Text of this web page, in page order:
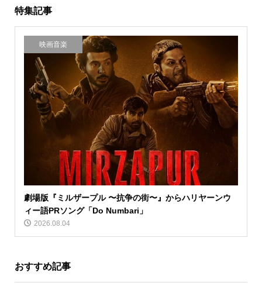
特集記事
映画音楽
劇場版『ミルザープル 〜抗争の街〜』からハリヤーンウ
ィー語PRソング「Do Numbari」
2026.08.04
おすすめ記事